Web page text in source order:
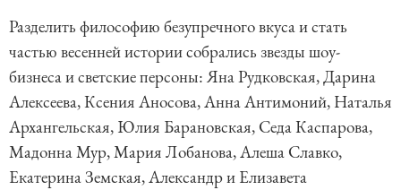
Разделить философию безупречного вкуса и стать
частью весенней истории собрались звезды шоу-
бизнеса и светские персоны: Яна Рудковская, Дарина
Алексеева, Ксения Аносова, Анна Антимоний, Наталья
Архангельская, Юлия Барановская, Седа Каспарова,
Мадонна Мур, Мария Лобанова, Алеша Славко,
Екатерина Земская, Александр и Елизавета